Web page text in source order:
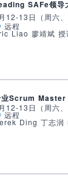
SAFe领导
12-13日（周六、
远程
Liao 廖靖斌 授
业Scrum Master
12-13日（周六、
远程
Ding 丁志润